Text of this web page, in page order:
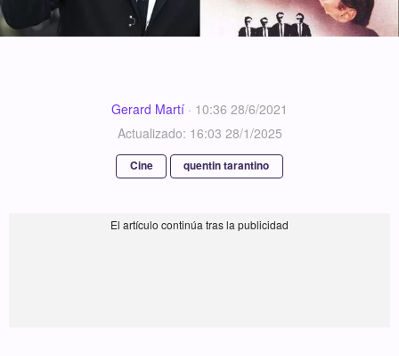
Gerard Martí · 10:36 28/6/2021
Actualizado: 16:03 28/1/2025
Cine quentin tarantino